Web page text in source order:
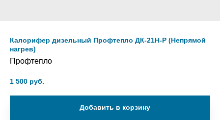
Калорифер дизельный Профтепло ДК-21Н-Р (Непрямой
нагрев)
Профтепло
1 500 руб.
Добавить в корзину